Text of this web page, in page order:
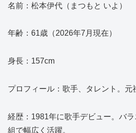
名前：松本伊代（まつもと いよ）
年齢：61歳（2026年7月現在）
身長：157cm
プロフィール：歌手、タレント。元
経歴：1981年に歌手デビュー。バ
組で幅広く活躍。